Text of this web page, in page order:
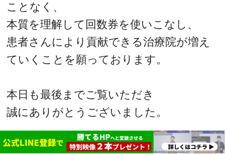
ことなく、
本質を理解して回数券を使いこなし、
患者さんにより貢献できる治療院が増え
ていくことを願っております。
本日も最後までご覧いただき
誠にありがとうございました。